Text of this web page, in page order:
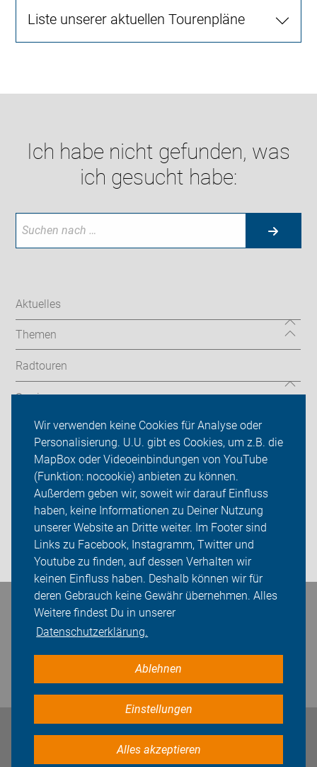
Wir verwenden keine Cookies für Analyse oder
Personalisierung. U.U. gibt es Cookies, um z.B. die
MapBox oder Videoeinbindungen von YouTube
(Funktion: nocookie) anbieten zu können.
Außerdem geben wir, soweit wir darauf Einfluss
haben, keine Informationen zu Deiner Nutzung
unserer Website an Dritte weiter. Im Footer sind
Links zu Facebook, Instagramm, Twitter und
Youtube zu finden, auf dessen Verhalten wir
keinen Einfluss haben. Deshalb können wir für
deren Gebrauch keine Gewähr übernehmen. Alles
Weitere findest Du in unserer
Datenschutzerklärung.
Ablehnen
Einstellungen
Alles akzeptieren
Liste unserer aktuellen Tourenpläne
Ich habe nicht gefunden, was
ich gesucht habe:
Aktuelles
Themen
Radtouren
Service
ADFC Emsland
Ortsgruppen
Sei dabei
Presse
Login
Bleiben Sie in Kontakt